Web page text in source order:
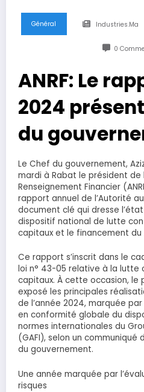
Général Industries.ma
0
ANRF: Le
2024
du
Le Chef du gouvernement,
mardi à Rabat le président de
Renseignement Financier
rapport annuel de l’Autorité
document clé qui dresse
dispositif national de lutte
capitaux et le financement du
Ce rapport s’inscrit dans le
loi n° 43-05 relative à la lutte
capitaux. À cette occasion, le
exposé les principales
de l’année 2024, marquée
en conformité globale du
normes internationales du
(GAFI), selon un
du gouvernement.
Une année marquée par
risques